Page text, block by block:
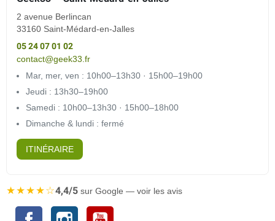
2 avenue Berlincan
33160 Saint-Médard-en-Jalles
05 24 07 01 02
contact@geek33.fr
Mar, mer, ven : 10h00–13h30 · 15h00–19h00
Jeudi : 13h30–19h00
Samedi : 10h00–13h30 · 15h00–18h00
Dimanche & lundi : fermé
ITINÉRAIRE
★★★★☆4,4/5 sur Google — voir les avis
Facebook Instagram